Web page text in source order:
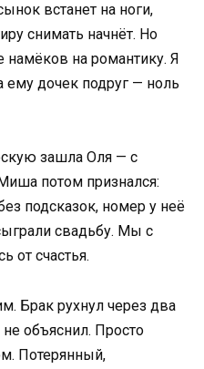
встанет на ноги,
снимать начнёт. Но
на романтику. Я
ему дочек подруг — ноль
зашла Оля — с
потом признался:
подсказок, номер у неё
свадьбу. Мы с
от счастья.
Брак рухнул через два
объяснил. Просто
Потерянный,